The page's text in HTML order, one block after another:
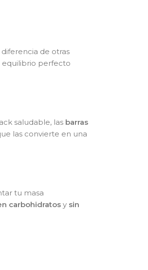
de otras
equilibrio perfecto
saludable, las barras
las convierte en una
tu masa
carbohidratos y sin